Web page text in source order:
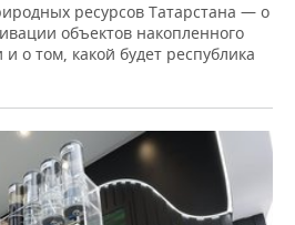
ресурсов Татарстана — о
объектов накопленного
о том, какой будет республика